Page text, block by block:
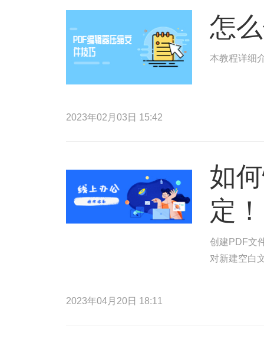
怎
本教程详细
2023年02月03日 15:42
如
定！
创建PDF文
对新建空白
2023年04月20日 18:11